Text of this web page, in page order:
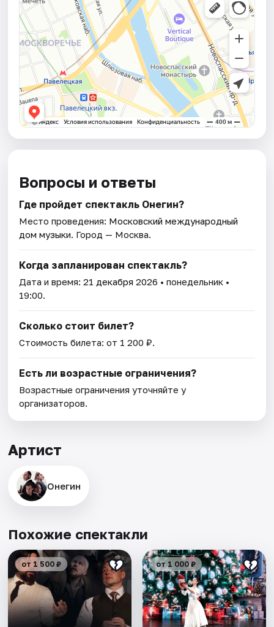
Вопросы и ответы
Где пройдет спектакль Онегин?
Место проведения: Московский международный
дом музыки. Город — Москва.
Когда запланирован спектакль?
Дата и время:21 декабря 2026 • понедельник •
19:00.
Сколько стоит билет?
Стоимость билета: от 1 200 ₽.
Есть ли возрастные ограничения?
Возрастные ограничения уточняйте у
организаторов.
Артист
Онегин
Похожие спектакли
от 1 500 ₽ от 1 000 ₽